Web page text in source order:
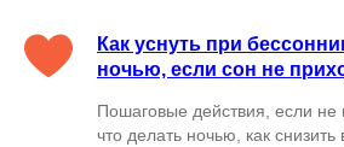
Как уснуть при
ночью, если сон не
Пошаговые действия, если не
что делать ночью, как